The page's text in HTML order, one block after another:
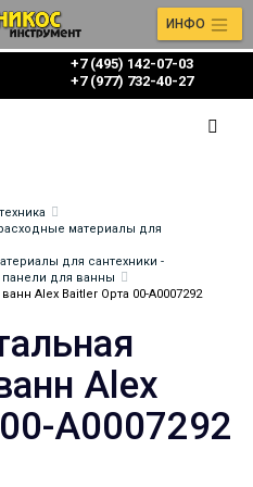
+7 (495) 142-07-03
‎‎+7 (977) 732-40-27
ИНФО
материалы для
для сантехники -
для ванны
Alex Baitler Орта 00-A0007292
Alex
A0007292